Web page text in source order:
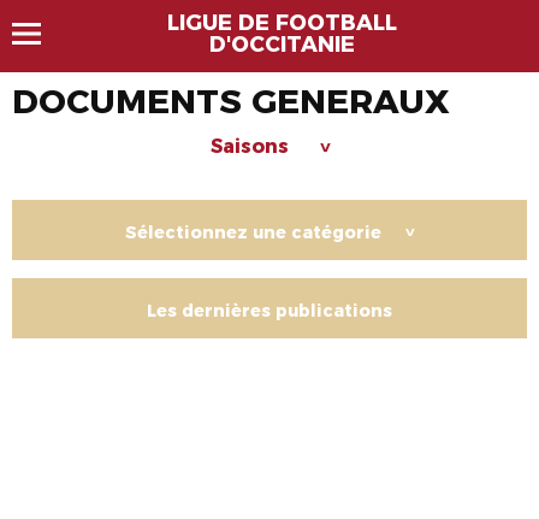
LIGUE DE FOOTBALL
D'OCCITANIE
DOCUMENTS GENERAUX
Saisons >
Sélectionnez une catégorie >
Les dernières publications